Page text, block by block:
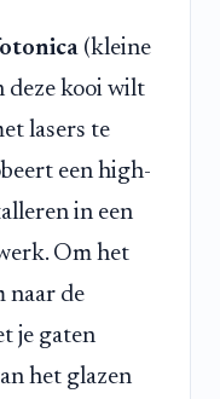
(kleine
deze kooi wilt
lasers te
een high-
in een
Om het
naar de
je gaten
het glazen